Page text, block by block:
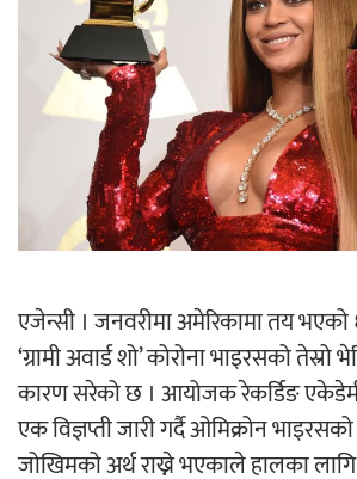
‘ईयुमा डट कम’ले
औपचारिक सेवा
हलमा छैन ‘गौँथली’को
एजेन्सी । जनवरीमा अमेरिकामा तय
‘ग्रामी अवार्ड शो’ कोरोना भाइरसको
कारण सरेको छ । आयोजक रेकर्डिङ
एक विज्ञप्ती जारी गर्दै ओमिक्रोन
जोखिमको अर्थ राख्ने भएकाले हालका